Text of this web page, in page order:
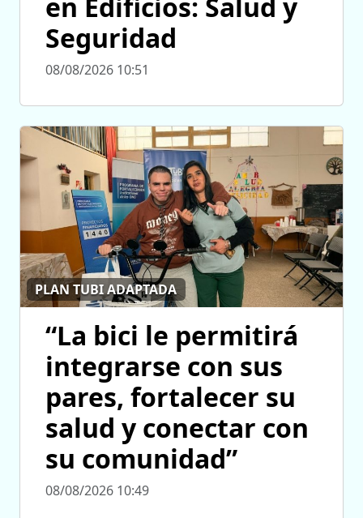
Seguridad
08/08/2026 10:51
PLAN TUBI ADAPTADA
“La bici le permitirá
integrarse con sus
pares, fortalecer su
salud y conectar con
su comunidad”
08/08/2026 10:49